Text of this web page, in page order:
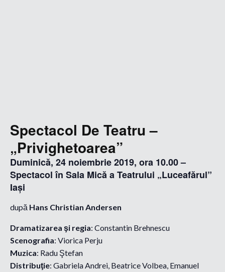
Spectacol De Teatru –
„Privighetoarea”
Duminică, 24 noiembrie 2019, ora 10.00 –
Spectacol în Sala Mică a Teatrului „Luceafărul”
Iași
după Hans Christian Andersen
Dramatizarea şi regia: Constantin Brehnescu
Scenografia: Viorica Perju
Muzica: Radu Ştefan
Distribuţie: Gabriela Andrei, Beatrice Volbea, Emanuel